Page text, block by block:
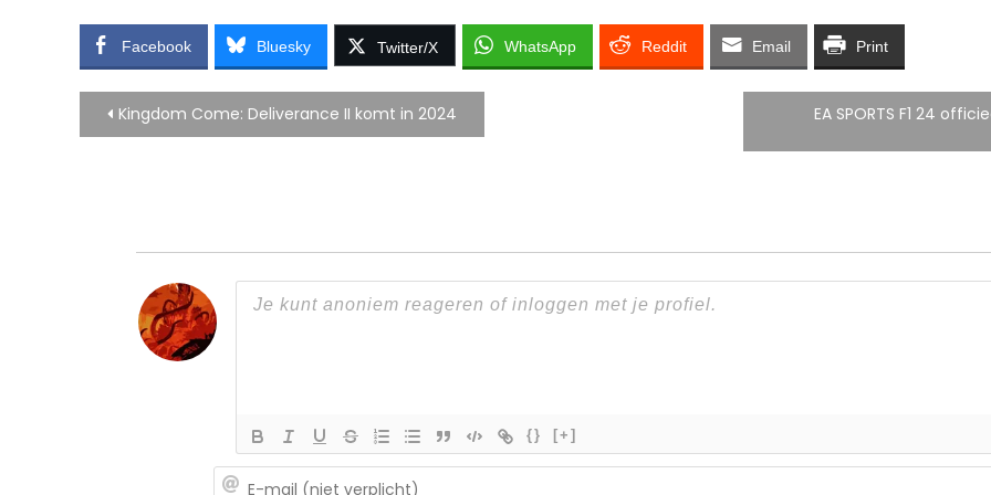
Facebook Bluesky Twitter/X WhatsApp Reddit Email Print
Bericht
Kingdom Come: Deliverance II komt in 2024 EA SPORTS F1 24
{} [+]